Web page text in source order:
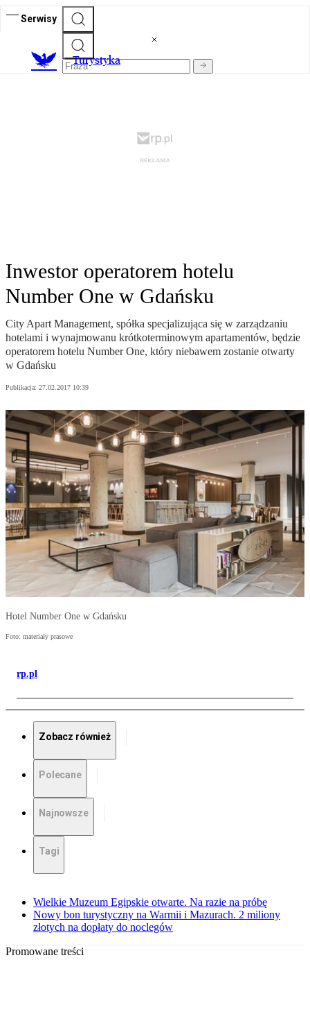
Serwisy
Turystyka
Inwestor operatorem hotelu
Number One w Gdańsku
City Apart Management, spółka specjalizująca się w zarządzaniu
hotelami i wynajmowanu krótkoterminowym apartamentów, będzie
operatorem hotelu Number One, który niebawem zostanie otwarty
w Gdańsku
Publikacja: 27.02.2017 10:39
Hotel Number One w Gdańsku
Foto: materiały prasowe
rp.pl
Zobacz również
Polecane
Najnowsze
Tagi
Wielkie Muzeum Egipskie otwarte. Na razie na próbę
Nowy bon turystyczny na Warmii i Mazurach. 2 miliony
złotych na dopłaty do noclegów
Promowane treści